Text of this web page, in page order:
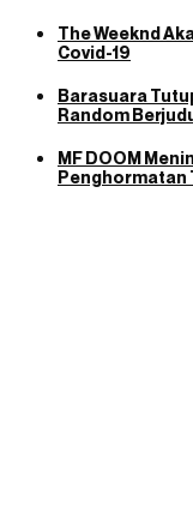
The Weeknd
Covid-19
Barasuara
Random
MF DOOM
Penghormatan